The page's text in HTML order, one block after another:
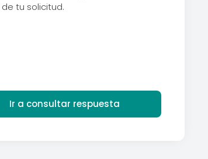
tu solicitud.
Ir a consultar respuesta